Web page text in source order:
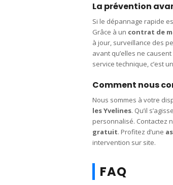
La prévention
Si le dépannage rapide
Grâce à un contrat de
à jour, surveillance des
avant qu’elles ne
service technique, c’est
Comment nous
Nous sommes à votre
les Yvelines. Qu’il
personnalisé. Contactez
gratuit. Profitez d’une
intervention sur site.
FAQ